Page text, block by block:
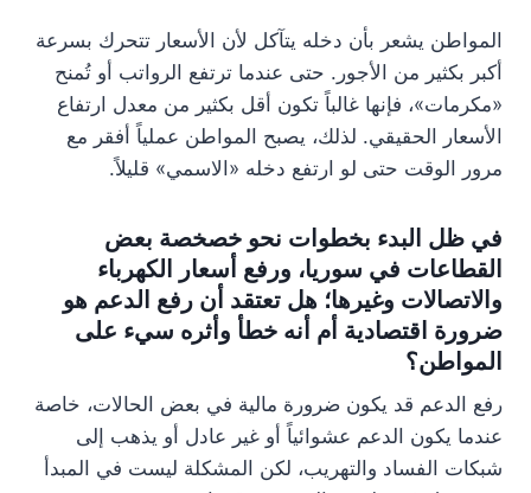
المواطن يشعر بأن دخله يتآكل لأن الأسعار تتحرك بسرعة
أكبر بكثير من الأجور. حتى عندما ترتفع الرواتب أو تُمنح
«مكرمات»، فإنها غالباً تكون أقل بكثير من معدل ارتفاع
الأسعار الحقيقي. لذلك، يصبح المواطن عملياً أفقر مع
مرور الوقت حتى لو ارتفع دخله «الاسمي» قليلاً.
في ظل البدء بخطوات نحو خصخصة بعض
القطاعات في سوريا، ورفع أسعار الكهرباء
والاتصالات وغيرها؛ هل تعتقد أن رفع الدعم هو
ضرورة اقتصادية أم أنه خطأ وأثره سيء على
المواطن؟
رفع الدعم قد يكون ضرورة مالية في بعض الحالات، خاصة
عندما يكون الدعم عشوائياً أو غير عادل أو يذهب إلى
شبكات الفساد والتهريب، لكن المشكلة ليست في المبدأ